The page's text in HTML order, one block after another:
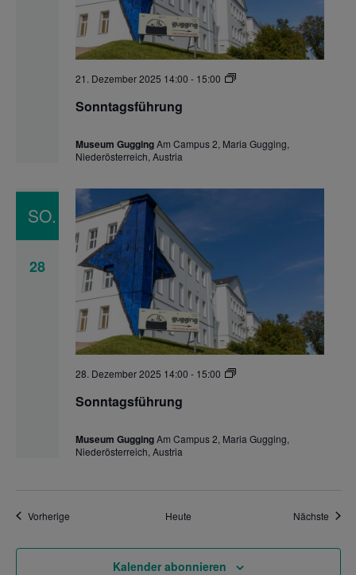
Sonntagsführung
21. Dezember 2025 14:00 - 15:00 Sonntagsführung
Museum GuggingAm Campus 2, Maria Gugging,
Niederösterreich, Austria
SO.
28
Sonntagsführung
28. Dezember 2025 14:00 - 15:00 Sonntagsführung
Museum GuggingAm Campus 2, Maria Gugging,
Niederösterreich, Austria
VorherigeVeranstaltungen Heute Nächste
Kalender abonnieren